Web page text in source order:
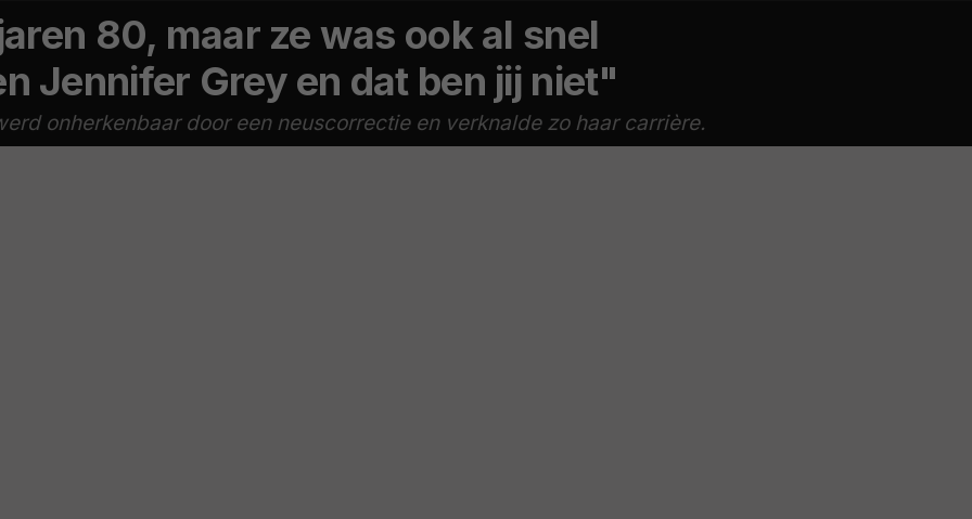
80, maar ze was ook al snel
Jennifer Grey en dat ben jij niet"
onherkenbaar door een neuscorrectie en verknalde zo haar carrière.